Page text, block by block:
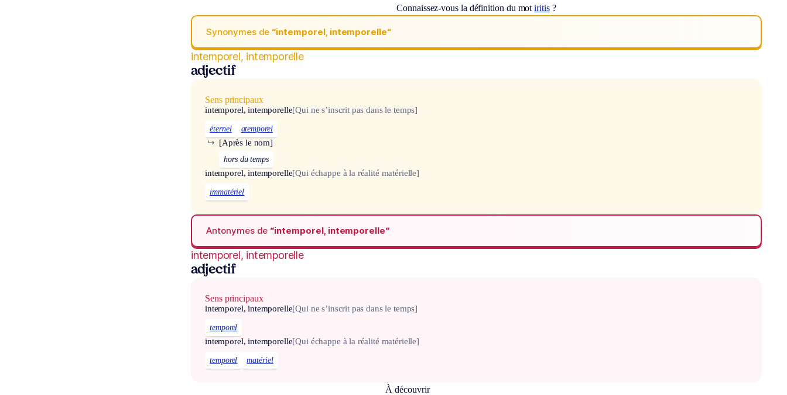
Connaissez-vous la définition du motiritis?
Synonymes de “intemporel, intemporelle“
intemporel, intemporelle
adjectif
Sens principaux
intemporel, intemporelle[Qui ne s’inscrit pas dans le temps]
éternel atemporel
[Après le nom]
↪
hors du temps
intemporel, intemporelle[Qui échappe à la réalité matérielle]
immatériel
Antonymes de “intemporel, intemporelle“
intemporel, intemporelle
adjectif
Sens principaux
intemporel, intemporelle[Qui ne s’inscrit pas dans le temps]
temporel
intemporel, intemporelle[Qui échappe à la réalité matérielle]
temporel matériel
À découvrir